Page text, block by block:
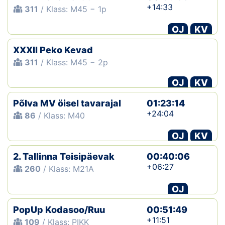
311 / Klass: M45 − 1p +14:33
OJ
KV
XXXII Peko Kevad
311 / Klass: M45 − 2p
OJ
KV
Põlva MV öisel tavarajal
86 / Klass: M40
01:23:14
+24:04
OJ
KV
2. Tallinna Teisipäevak
260 / Klass: M21A
00:40:06
+06:27
OJ
PopUp Kodasoo/Ruu
109 / Klass: PIKK
00:51:49
+11:51